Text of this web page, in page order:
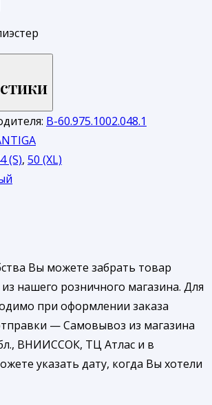
В-60.975.1002.048.1
(S), 50 (XL)
Вы можете забрать товар
нашего розничного магазина. Для
при оформлении заказа
— Самовывоз из магазина
ВНИИССОК, ТЦ Атлас и в
указать дату, когда Вы хотели